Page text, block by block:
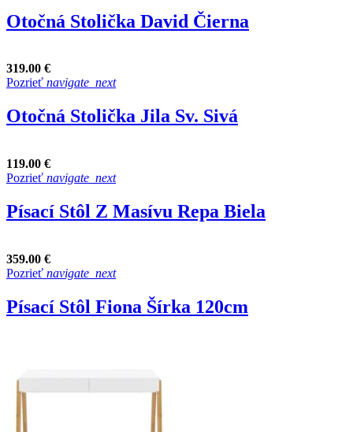
Otočná Stolička David Čierna
319.00 €
Pozrieť navigate_next
Otočná Stolička Jila Sv. Sivá
119.00 €
Pozrieť navigate_next
Písací Stôl Z Masívu Repa Biela
359.00 €
Pozrieť navigate_next
Písací Stôl Fiona Šírka 120cm